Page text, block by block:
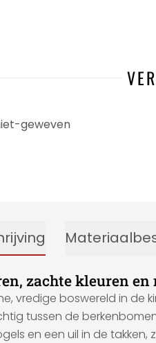
geweven
zachte kleuren
vredige boswereld in
tussen de
en een uil in de